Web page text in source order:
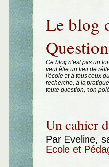
Le blog
Ce blog n'est pas un
veut être un lieu de
l'école et à tous ceux
recherche, à la
toute question, non
Un cahier
Par Eveline,
Ecole et